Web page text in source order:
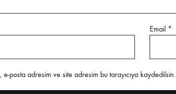
Email *
e-posta adresim ve site adresim bu tarayıcıya kaydedilsin.